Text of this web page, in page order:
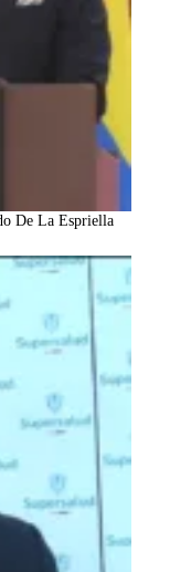
De La Espriella